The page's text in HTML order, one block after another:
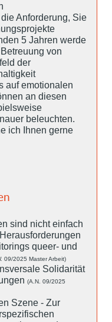
Anforderung, Sie
5 Jahren werde
von
der
auf emotionalen
an diesen
beleuchten.
ich Ihnen gerne
sind nicht einfach
queer- und
09/2025 Master Arbeit)
Solidarität
(A.N. 09/2025
Szene - Zur